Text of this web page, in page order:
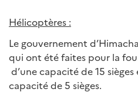
Hélicoptères :
Le gouvernement
qui ont été faites pour la
d’une capacité de 15
capacité de 5 sièges.